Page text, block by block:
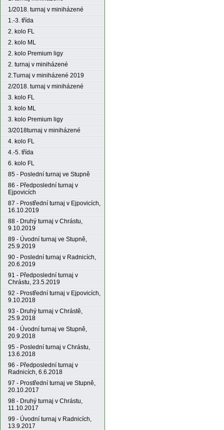
1/2018. turnaj v miniházené
1.-3. třída
2. kolo FL
2. kolo ML
2. kolo Premium ligy
2. turnaj v miniházené
2.Turnaj v miniházené 2019
2/2018. turnaj v miniházené
3. kolo FL
3. kolo ML
3. kolo Premium ligy
3/2018turnaj v miniházené
4. kolo FL
4.-5. třída
6. kolo FL
85 - Poslední turnaj ve Stupně
86 - Předposlední turnaj v
Ejpovicích
87 - Prostřední turnaj v Ejpovicích,
16.10.2019
88 - Druhý turnaj v Chrástu,
9.10.2019
89 - Úvodní turnaj ve Stupně,
25.9.2019
90 - Poslední turnaj v Radnicích,
20.6.2019
91 - Předposlední turnaj v
Chrástu, 23.5.2019
92 - Prostřední turnaj v Ejpovicích,
9.10.2018
93 - Druhý turnaj v Chrástě,
25.9.2018
94 - Úvodní turnaj ve Stupně,
20.9.2018
95 - Poslední turnaj v Chrástu,
13.6.2018
96 - Předposlední turnaj v
Radnicích, 6.6.2018
97 - Prostřední turnaj ve Stupně,
20.10.2017
98 - Druhý turnaj v Chrástu,
11.10.2017
99 - Úvodní turnaj v Radnicích,
13.9.2017